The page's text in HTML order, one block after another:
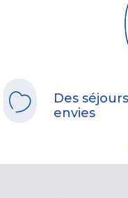
Des
envies